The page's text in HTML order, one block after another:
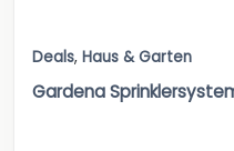
Deals, Haus & Garten
Gardena